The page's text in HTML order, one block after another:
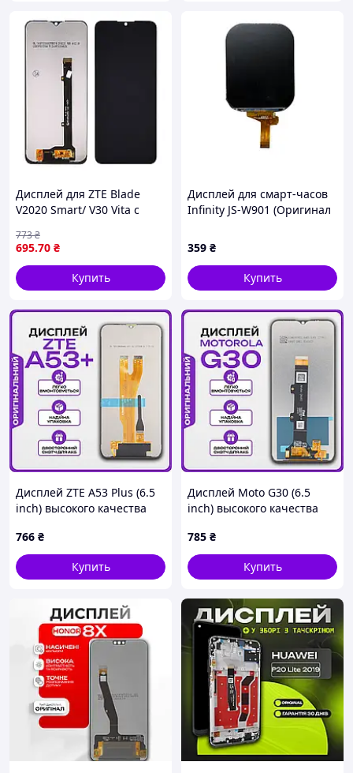
Дисплей для ZTE Blade
V2020 Smart/ V30 Vita с
695.70 ₴
773₴
Купить
Дисплей для смарт-часов
Infinity JS-W901 (Оригинал
359 ₴
Купить
Дисплей ZTE A53 Plus (6.5
inch) высокого качества
Плюс
766 ₴
Купить
Дисплей Moto G30 (6.5
inch) высокого качества
Г30
785 ₴
Купить